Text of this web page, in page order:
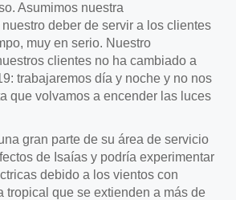
Asumimos nuestra
deber de servir a los clientes
muy en serio. Nuestro
clientes no ha cambiado a
trabajaremos día y noche y no nos
que volvamos a encender las luces
gran parte de su área de servicio
de Isaías y podría experimentar
debido a los vientos con
tropical que se extienden a más de